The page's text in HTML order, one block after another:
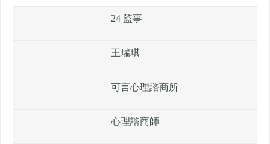
24 監事
王瑞琪
可言心理諮商所
心理諮商師